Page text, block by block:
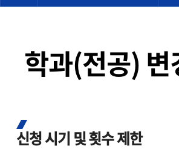
학과(전공) 변
신청 시기 및 횟수 제한